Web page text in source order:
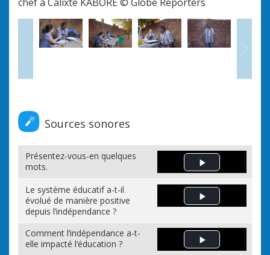
Précédent
Sources sonores
Présentez-vous-en quelques
mots.
Play Video
Le système éducatif a-t-il
évolué de manière positive
depuis l’indépendance ?
Play Video
Comment l’indépendance a-t-
elle impacté l’éducation ?
Play Video